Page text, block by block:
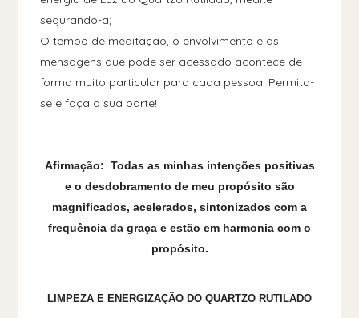
segurando-a;
O tempo de meditação, o envolvimento e as
mensagens que pode ser acessado acontece de
forma muito particular para cada pessoa. Permita-
se e faça a sua parte!
Afirmação: Todas as minhas intenções positivas
e o desdobramento de meu propósito são
magnificados, acelerados, sintonizados com a
frequência da graça e estão em harmonia com o
propósito.
LIMPEZA E ENERGIZAÇÃO DO QUARTZO RUTILADO